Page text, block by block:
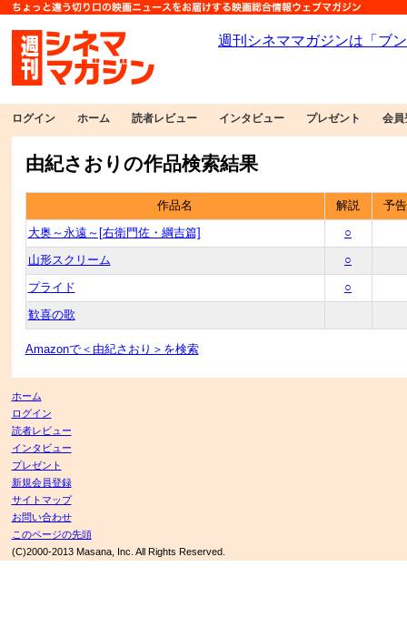
ログイン ホーム 読者レビュー インタビュー プレゼント 会員
由紀さおりの作品検索結果
作品名 解説 予告
大奥～永遠～[右衛門佐・綱吉篇] ○
山形スクリーム ○
プライド ○
歓喜の歌
Amazonで＜由紀さおり＞を検索
ホーム
ログイン
読者レビュー
インタビュー
プレゼント
新規会員登録
サイトマップ
お問い合わせ
このページの先頭
(C)2000-2013 Masana, Inc. All Rights Reserved.